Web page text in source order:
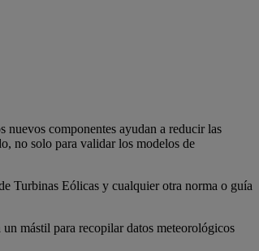
nuevos componentes ayudan a reducir las
no solo para validar los modelos de
Turbinas Eólicas y cualquier otra norma o guía
mástil para recopilar datos meteorológicos